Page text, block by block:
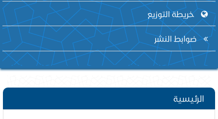
خريطة التوزيع
ضوابط النشر
الرئيسية